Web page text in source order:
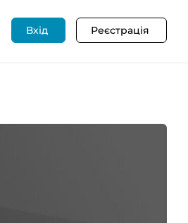
Вхід Реєстрація